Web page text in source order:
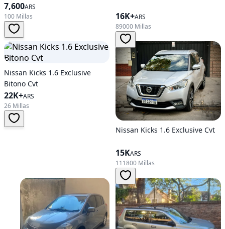
7,600ARS
100 Millas
16K+ARS
89000 Millas
Nissan Kicks 1.6 Exclusive
Bitono Cvt
22K+ARS
26 Millas
Nissan Kicks 1.6 Exclusive Cvt
15KARS
111800 Millas